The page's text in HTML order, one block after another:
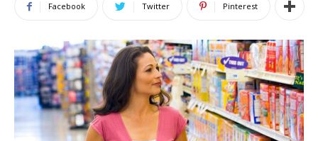
Facebook Twitter Pinterest